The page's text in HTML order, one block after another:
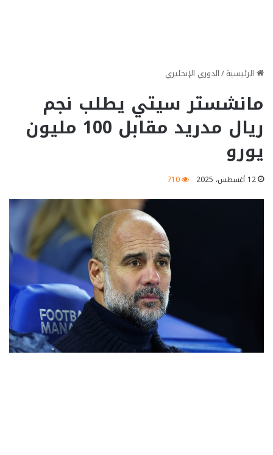
الرئيسية/الدوري الإنجليزي
مانشستر سيتي يطلب نجم
ريال مدريد مقابل 100 مليون
يورو
12 أغسطس، 2025 710